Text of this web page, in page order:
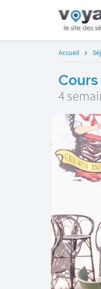
Accueil
4